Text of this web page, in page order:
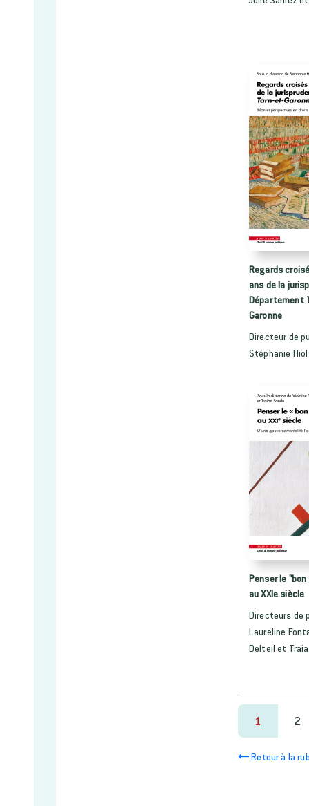
Regards
ans de la
Département
Garonne
Directeur de
Stéphanie Hiol
Penser le
au XXIe siècle
Directeurs de
Laureline
Delteil et
1 2
Retour à la